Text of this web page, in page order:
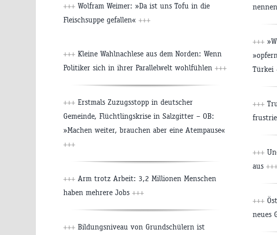
+++ Wolfram Weimer: »Da ist uns Tofu in die
Fleischsuppe gefallen« +++
+++ Kleine Wahlnachlese aus dem Norden: Wenn
Politiker sich in ihrer Parallelwelt wohlfühlen +++
+++ Erstmals Zuzugsstopp in deutscher
Gemeinde, Flüchtlingskrise in Salzgitter – OB:
»Machen weiter, brauchen aber eine Atempause«
+++
+++ Arm trotz Arbeit: 3,2 Millionen Menschen
haben mehrere Jobs +++
+++ Bildungsniveau von Grundschülern ist
+++
Türkei
+++
+++
aus
+++
neues